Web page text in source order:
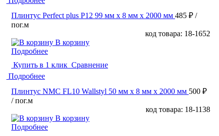
Плинтус Perfect plus P12 99 мм х 8 мм х 2000 мм 485 ₽ /
пог.м
код товара: 18-1652
В корзину
Подробнее
Купить в 1 клик Сравнение
Подробнее
Плинтус NMC FL10 Wallstyl 50 мм х 8 мм х 2000 мм 500 ₽
/ пог.м
код товара: 18-1138
В корзину
Подробнее